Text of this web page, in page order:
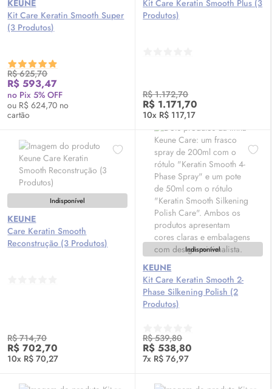
KEUNE
Kit Care Keratin Smooth Super
(3 Produtos)
R$ 625,70
R$ 593,47
no Pix 5% OFF
ou R$ 624,70 no
cartão
Kit Care Keratin Smooth Plus (3
Produtos)
R$ 1.172,70
R$ 1.171,70
10x R$ 117,17
Indisponível
KEUNE
Care Keratin Smooth
Reconstrução (3 Produtos)
R$ 714,70
R$ 702,70
10x R$ 70,27
Indisponível
KEUNE
Kit Care Keratin Smooth 2-
Phase Silkening Polish (2
Produtos)
R$ 539,80
R$ 538,80
7x R$ 76,97